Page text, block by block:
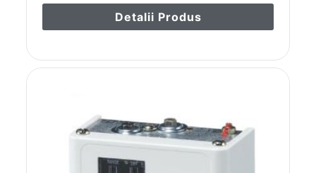
Detalii Produs